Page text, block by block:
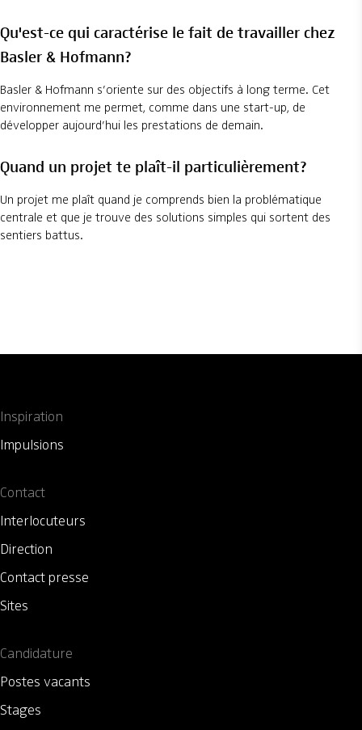
Qu'est-ce qui caractérise le fait de travailler chez
Basler & Hofmann?
Basler & Hofmann s’oriente sur des objectifs à long terme. Cet
environnement me permet, comme dans une start-up, de
développer aujourd’hui les prestations de demain.
Quand un projet te plaît-il particulièrement?
Un projet me plaît quand je comprends bien la problématique
centrale et que je trouve des solutions simples qui sortent des
sentiers battus.
Inspiration
Impulsions
Contact
Interlocuteurs
Direction
Contact presse
Sites
Candidature
Postes vacants
Stages